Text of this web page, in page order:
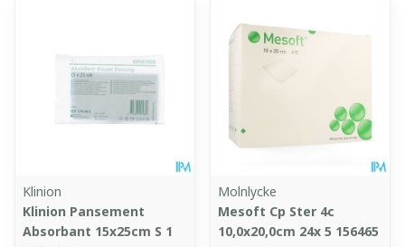
Klinion
Klinion Pansement
Absorbant 15x25cm S 1
Molnlycke
Mesoft Cp Ster 4c
10,0x20,0cm 24x 5 156465